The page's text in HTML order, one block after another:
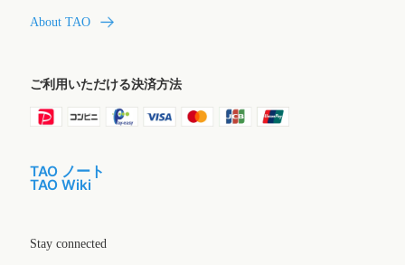
About TAO
ご利用いただける決済方法
TAO ノート
TAO Wiki
Stay connected